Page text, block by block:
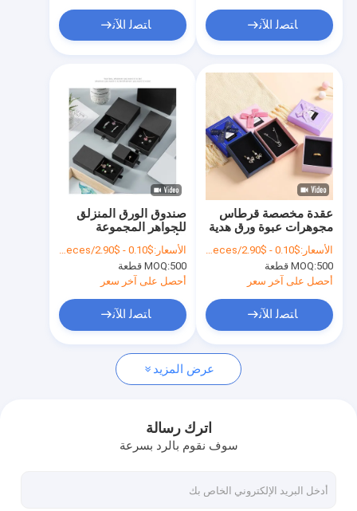
المنتجات
فيديوهات
حولنا
جولة في المصنع
مراقبة الجودة
اتصل بنا
أخبار
تغليف علب الهدايا
علبة هدايا مغناطيسية
ﺎﺘﺼﻟ ﺍﻶﻧ
سماعات الرأس غلاف
الهاتف
ﺎﺘﺼﻟ ﺍﻶﻧ
صندوق الورق المنزلق
للجواهر المجموعة
الأقراط القلادة التعبئة
الأسعار:$0.10 - $2.90/pieces
MOQ:500 قطعة
أحصل على آخر سعر
ﺎﺘﺼﻟ ﺍﻶﻧ
عقدة مخصصة قرطاس
مجوهرات عبوة ورق هدية
صندوق ورق مخصص
سمك
الأسعار:$0.10 - $2.90/pieces
MOQ:500 قطعة
أحصل على آخر سعر
ﺎﺘﺼﻟ ﺍﻶﻧ
عرض المزيد
اترك رسالة
سوف نقوم بالرد بسرعة